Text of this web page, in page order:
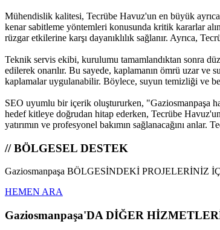
Mühendislik kalitesi, Tecrübe Havuz'un en büyük
kenar sabitleme yöntemleri konusunda kritik kararlar
rüzgar etkilerine karşı dayanıklılık sağlanır. Ayrıca,
Teknik servis ekibi, kurulumu tamamlandıktan sonra
edilerek onarılır. Bu sayede, kaplamanın ömrü uzar ve
kaplamalar uygulanabilir. Böylece, suyun temizliği ve
SEO uyumlu bir içerik oluştururken, "Gaziosmanpaşa
hedef kitleye doğrudan hitap ederken, Tecrübe
yatırımın ve profesyonel bakımın sağlanacağını
// BÖLGESEL DESTEK
Gaziosmanpaşa BÖLGESİNDEKİ
HEMEN ARA
Gaziosmanpaşa'DA DİĞER